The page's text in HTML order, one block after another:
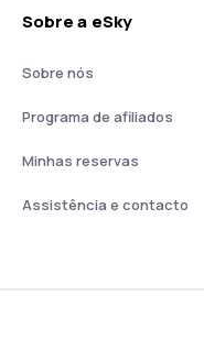
Sobre a eSky
Sobre nós
Programa de afiliados
Minhas reservas
Assistência e contacto